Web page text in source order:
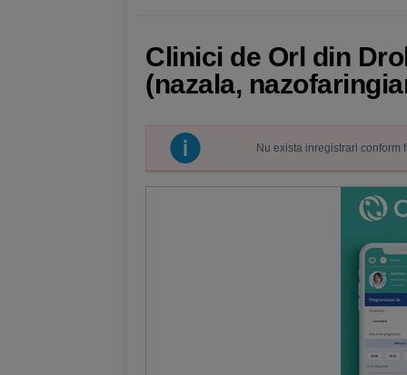
Clinici de Orl din
(nazala,
Nu exista inregistrari